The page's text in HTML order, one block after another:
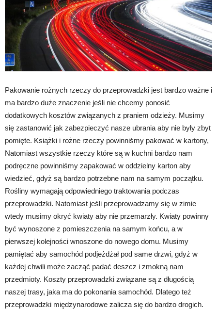
Pakowanie rożnych rzeczy do przeprowadzki jest bardzo ważne i
ma bardzo duże znaczenie jeśli nie chcemy ponosić
dodatkowych kosztów związanych z praniem odzieży. Musimy
się zastanowić jak zabezpieczyć nasze ubrania aby nie były zbyt
pomięte. Książki i rożne rzeczy powinniśmy pakować w kartony,
Natomiast wszystkie rzeczy które są w kuchni bardzo nam
podręczne powinniśmy zapakować w oddzielny karton aby
wiedzieć, gdyż są bardzo potrzebne nam na samym początku.
Rośliny wymagają odpowiedniego traktowania podczas
przeprowadzki. Natomiast jeśli przeprowadzamy się w zimie
wtedy musimy okryć kwiaty aby nie przemarzły. Kwiaty powinny
być wynoszone z pomieszczenia na samym końcu, a w
pierwszej kolejności wnoszone do nowego domu. Musimy
pamiętać aby samochód podjeżdżał pod same drzwi, gdyż w
każdej chwili może zacząć padać deszcz i zmokną nam
przedmioty. Koszty przeprowadzki związane są z długością
naszej trasy, jaka ma do pokonania samochód. Dlatego też
przeprowadzki międzynarodowe zalicza się do bardzo drogich.